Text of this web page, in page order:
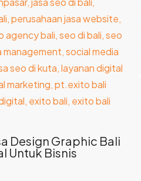
Design Graphic Bali
Untuk Bisnis